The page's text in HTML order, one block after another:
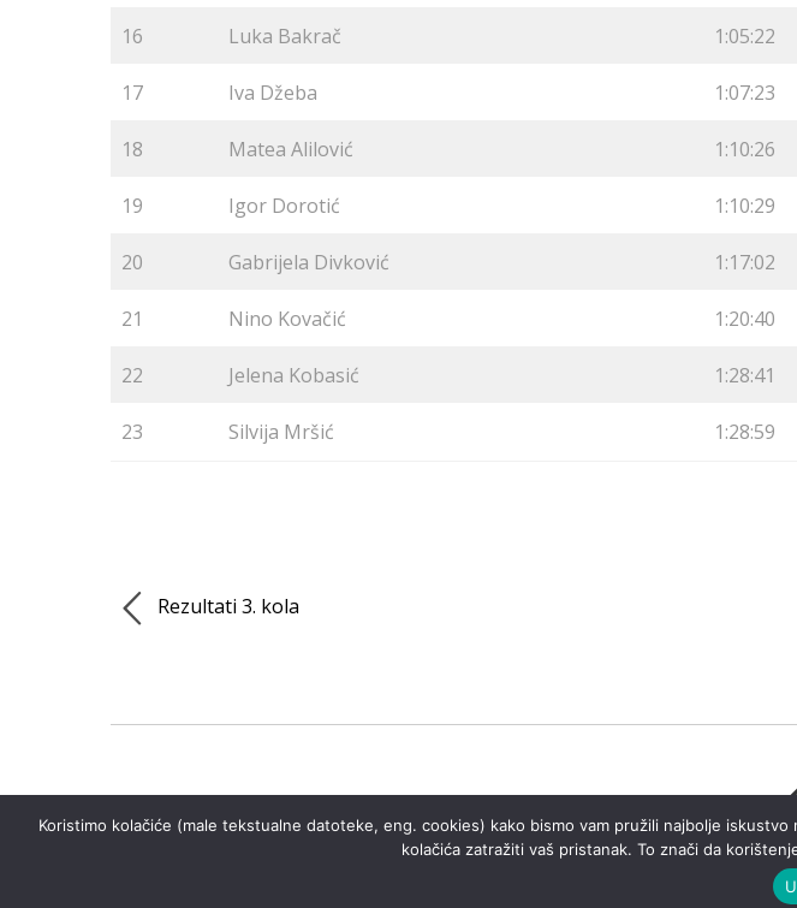
16 Luka Bakrač 1:05:22
17 Iva Džeba 1:07:23
18 Matea Alilović 1:10:26
19 Igor Dorotić 1:10:29
20 Gabrijela Divković 1:17:02
21 Nino Kovačić 1:20:40
22 Jelena Kobasić 1:28:41
23 Silvija Mršić 1:28:59
Rezultati 3. kola
Noćna
Koristimo kolačiće (male tekstualne datoteke, eng. cookies) kako bismo vam pružili najbolje
kolačića zatražiti vaš pristanak. To znači da